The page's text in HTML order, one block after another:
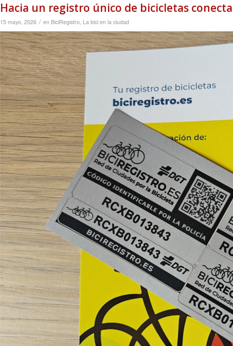
Hacia un registro único de bicicletas
15 mayo, 2026 / en BiciRegistro, La bici en la ciudad